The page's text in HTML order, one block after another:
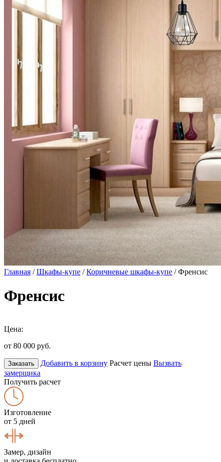
Главная /Шкафы-купе /Коричневые шкафы-купе / Френсис
Френсис
Цена:
от 80 000 руб.
Заказать Добавить в корзину Расчет цены Вызвать
замерщика
Получить расчет
Изготовление
от 5 дней
Замер, дизайн